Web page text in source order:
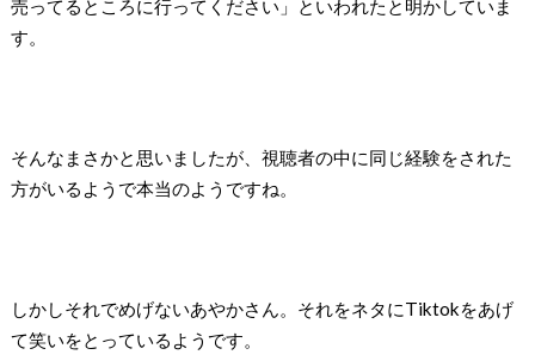
売ってるところに行ってください」といわれたと明かしていま
す。
そんなまさかと思いましたが、視聴者の中に同じ経験をされた
方がいるようで本当のようですね。
しかしそれでめげないあやかさん。それをネタにTiktokをあげ
て笑いをとっているようです。